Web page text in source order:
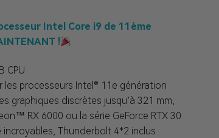
Intel Core i9 de 11ème
!
CPU
les processeurs Intel® 11e génération
graphiques discrètes jusqu’à 321 mm,
RX 6000 ou la série GeForce RTX 30
Thunderbolt 4*2 inclus